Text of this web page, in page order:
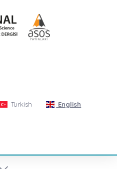
Turkish English